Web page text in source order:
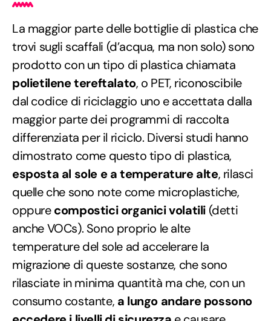
La maggior parte delle bottiglie di plastica che
trovi sugli scaffali (d’acqua, ma non solo) sono
prodotto con un tipo di plastica chiamata
polietilene tereftalato, o PET, riconoscibile
dal codice di riciclaggio uno e accettata dalla
maggior parte dei programmi di raccolta
differenziata per il riciclo. Diversi studi hanno
dimostrato come questo tipo di plastica,
esposta al sole e a temperature alte, rilasci
quelle che sono note come microplastiche,
oppurecompostici organici volatili (detti
anche VOCs). Sono proprio le alte
temperature del sole ad accelerare la
migrazione di queste sostanze, che sono
rilasciate in minima quantità ma che, con un
consumo costante, a lungo andare possono